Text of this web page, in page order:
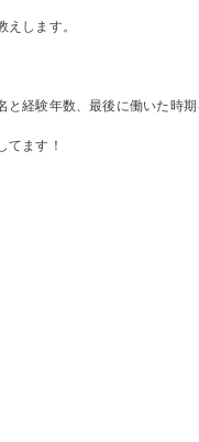
します。
と経験年数、最後に働いた時
てます！